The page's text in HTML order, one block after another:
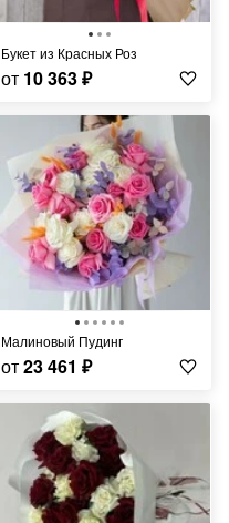
Букет из Красных Роз
от 10 363₽
Малиновый Пудинг
от23 461 ₽